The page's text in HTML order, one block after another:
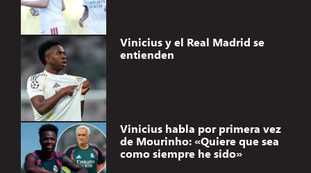
Vinicius y el Real Madrid se
entienden
Vinicius habla por primera vez
de Mourinho: «Quiere que sea
como siempre he sido»